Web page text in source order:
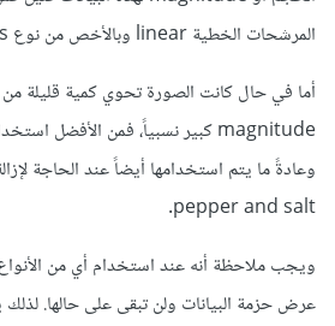
المرشحات الخطية linear وبالأخص من نوع low-pass.
أما في حال كانت الصورة تحوي كمية قليلة
وعادةً ما يتم استخدامها أيضاً عند الحاجة
pepper and salt.
ويجب ملاحظة أنه عند استخدام أي من الأنواع
عرض حزمة البيانات ولن تبقى على حالها. لذلك